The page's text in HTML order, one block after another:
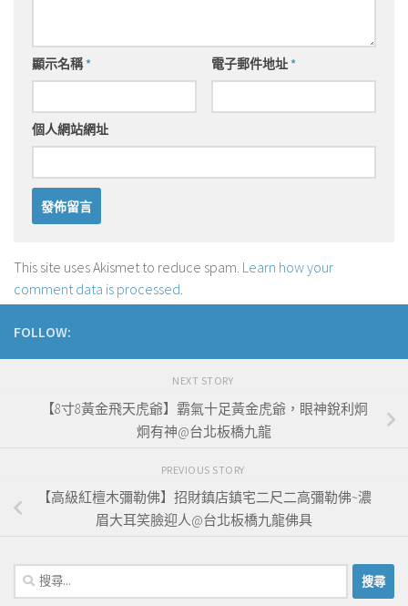
顯示名稱* 電子郵件地址*
個人網站網址
This site uses Akismet to reduce spam. Learn how your
comment data is processed.
FOLLOW:
NEXT STORY
【8寸8黃金飛天虎爺】霸氣十足黃金虎爺，眼神銳利炯
炯有神@台北板橋九龍
PREVIOUS STORY
【高級紅檀木彌勒佛】招財鎮店鎮宅二尺二高彌勒佛~濃
眉大耳笑臉迎人@台北板橋九龍佛具
搜
尋